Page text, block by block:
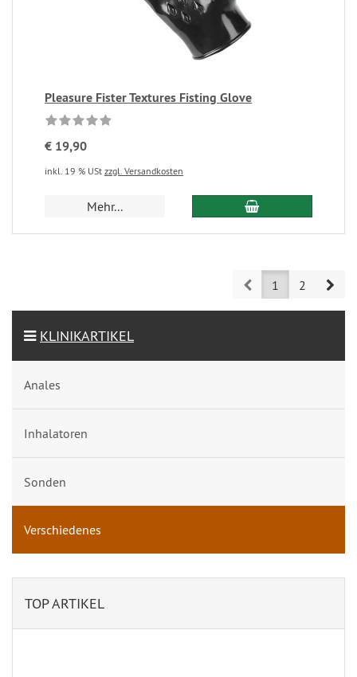
Pleasure Fister Textures Fisting Glove
€ 19,90
inkl. 19 % USt zzgl. Versandkosten
Mehr...
Prev1 2
KLINIKARTIKEL
Anales
Inhalatoren
Sonden
Verschiedenes
TOP ARTIKEL